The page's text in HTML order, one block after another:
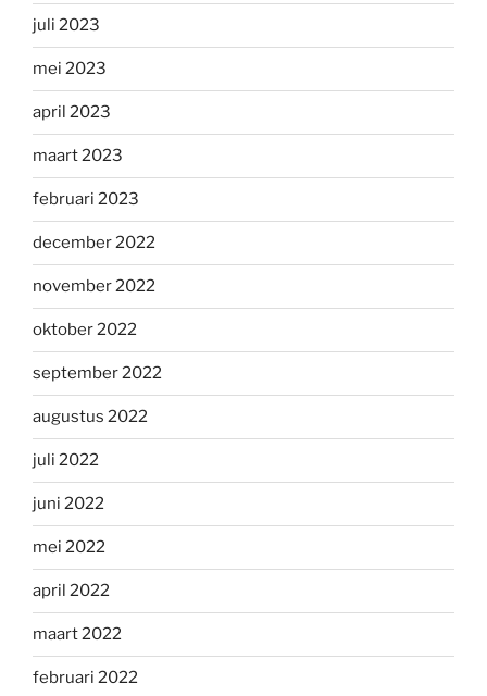
juli 2023
mei 2023
april 2023
maart 2023
februari 2023
december 2022
november 2022
oktober 2022
september 2022
augustus 2022
juli 2022
juni 2022
mei 2022
april 2022
maart 2022
februari 2022